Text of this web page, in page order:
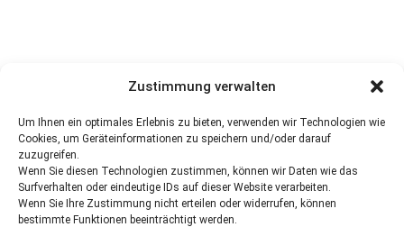
Zustimmung verwalten
Um Ihnen ein optimales Erlebnis zu bieten, verwenden wir Technologien wie
Cookies, um Geräteinformationen zu speichern und/oder darauf
zuzugreifen.
Wenn Sie diesen Technologien zustimmen, können wir Daten wie das
Surfverhalten oder eindeutige IDs auf dieser Website verarbeiten.
Wenn Sie Ihre Zustimmung nicht erteilen oder widerrufen, können
bestimmte Funktionen beeinträchtigt werden.